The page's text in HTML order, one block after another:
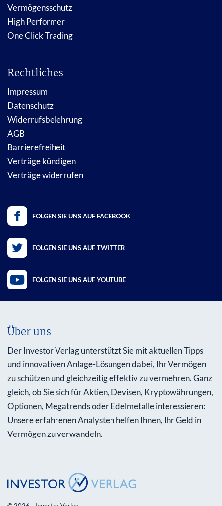
Vermögensschutz
High Performer
One Click Trading
Rechtliches
Impressum
Datenschutz
Widerrufsbelehrung
AGB
Barrierefreiheit
Verträge kündigen
Verträge widerrufen
FOLGEN SIE UNS AUF FACEBOOK
FOLGEN SIE UNS AUF TWITTER
FOLGEN SIE UNS AUF YOUTUBE
Über uns
Der Investor Verlag unterstützt Sie mit aktuellen Tipps
und innovativen Anlage-Lösungen dabei, Ihr Vermögen
zu schützen und gleichzeitig effektiv zu vermehren. Ganz
gleich, ob Sie sich für Aktien, Devisen, Kryptowährungen,
Optionen, Megatrends oder Edelmetalle interessieren:
Unsere erfahrenen Analysten helfen Ihnen, Ihr Geld in
Vermögen zu verwandeln.